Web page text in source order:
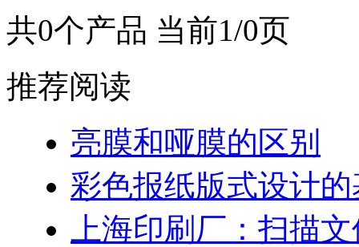
共0个产品 当前1/0页
推荐阅读
亮膜和哑膜的区别
彩色报纸版式设计
上海印刷厂：扫描